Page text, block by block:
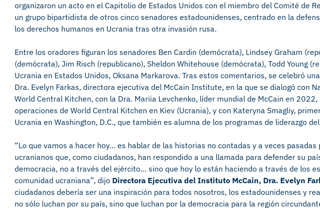
organizaron un acto en el Capitolio de Estados Unidos con el miembro del Comité de
un grupo bipartidista de otros cinco senadores estadounidenses, centrado en la
los derechos humanos en Ucrania tras otra invasión rusa.
Entre los oradores figuran los senadores Ben Cardin (demócrata), Lindsey Graham
(demócrata), Jim Risch (republicano), Sheldon Whitehouse (demócrata), Todd Young
Ucrania en Estados Unidos, Oksana Markarova. Tras estos comentarios, se celebró
Dra. Evelyn Farkas, directora ejecutiva del McCain Institute, en la que se dialogó con
World Central Kitchen, con la Dra. Mariia Levchenko, líder mundial de McCain en
operaciones de World Central Kitchen en Kiev (Ucrania), y con Kateryna Smagliy,
Ucrania en Washington, D.C., que también es alumna de los programas de liderazgo
“Lo que vamos a hacer hoy… es hablar de las historias no contadas y a veces
ucranianos que, como ciudadanos, han respondido a una llamada para defender su
democracia, no a través del ejército… sino que hoy lo están haciendo a través de los
comunidad ucraniana”, dijo Directora Ejecutiva del Instituto McCain, Dra. Evelyn
ciudadanos debería ser una inspiración para todos nosotros, los estadounidenses y
no sólo luchan por su país, sino que luchan por la democracia para la región